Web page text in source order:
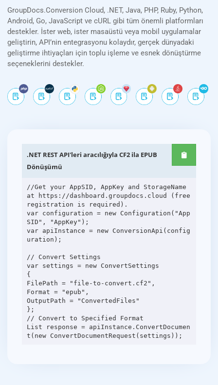
GroupDocs.Conversion Cloud, .NET, Java, PHP, Ruby, Python,
Android, Go, JavaScript ve cURL gibi tüm önemli platformları
destekler. İster web, ister masaüstü veya mobil uygulamalar
geliştirin, API’nin entegrasyonu kolaydır, gerçek dünyadaki
geliştirme ihtiyaçları için toplu işleme ve esnek dönüştürme
seçeneklerini destekler.
.NET REST API'leri aracılığıyla CF2 ila EPUB
Dönüşümü
//Get your AppSID, AppKey and StorageName
at https://dashboard.groupdocs.cloud (free
registration is required).
var configuration = new Configuration("App
SID", "AppKey");
var apiInstance = new ConversionApi(config
uration);
// Convert Settings
var settings = new ConvertSettings
{
FilePath = "file-to-convert.cf2",
Format = "epub",
OutputPath = "ConvertedFiles"
};
// Convert to Specified Format
List response = apiInstance.ConvertDocumen